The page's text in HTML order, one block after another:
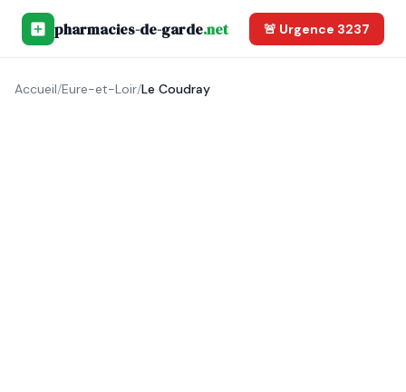
pharmacies-de-garde.net 🚨 Urgence 3237
Accueil/Eure-et-Loir/Le Coudray